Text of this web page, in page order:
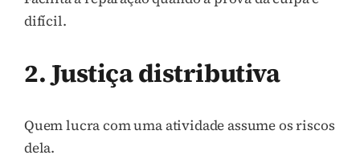
difícil.
2. Justiça distributiva
Quem lucra com uma atividade assume os riscos
dela.